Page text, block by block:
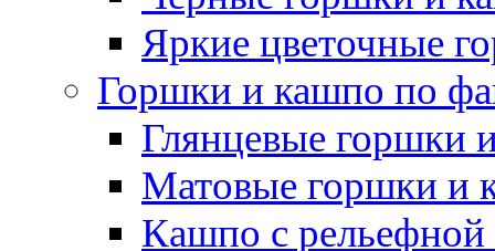
Яркие цветочные
Горшки и кашпо по
Глянцевые горшки
Матовые горшки и
Кашпо с рельефной